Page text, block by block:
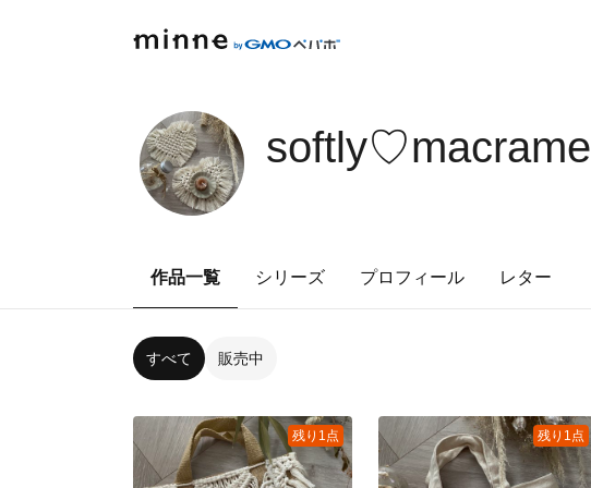
softly♡macrame
作品一覧 シリーズ プロフィール レター
すべて 販売中
残り1点 残り1点